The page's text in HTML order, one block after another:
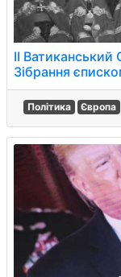
ІІ
Зібрання
Політика Європа